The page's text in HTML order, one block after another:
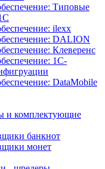
Типовые
ilexx
DALION
Клеверенс
1С-
DataMobile
и комплектующие
банкнот
монет